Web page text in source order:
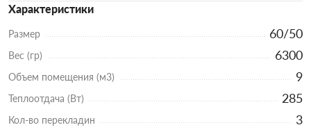
Характеристики
Размер 60/50
Вес (гр) 6300
Объем помещения (м3) 9
Теплоотдача (Вт) 285
Кол-во перекладин 3